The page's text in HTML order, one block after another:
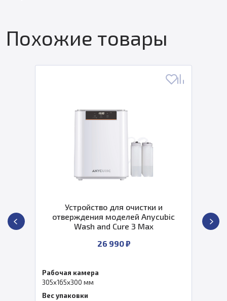
Похожие товары
для очистки и
моделей Anycubic
and Cure 3 Max